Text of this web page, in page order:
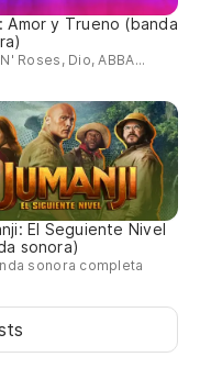
Amor y Trueno (banda
Roses, Dio, ABBA...
El Seguiente Nivel
sonora)
sonora completa